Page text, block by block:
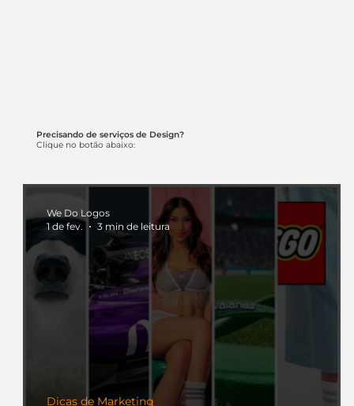
Precisando de serviços de Design?
Clique no botão abaixo:
Dicas de Marketing
We Do Logos
1 de fev.
3 min de leitura